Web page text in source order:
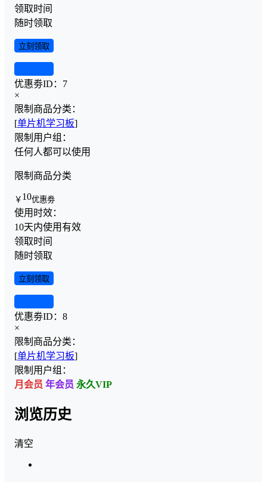
领取时间
随时领取
立刻领取
优惠劵ID： 7
×
限制商品分类：
[单片机学习板]
限制用户组：
任何人都可以使用
限制商品分类
￥ 10优惠劵
使用时效：
10天内使用有效
领取时间
随时领取
立刻领取
优惠劵ID： 8
×
限制商品分类：
[单片机学习板]
限制用户组：
月会员 年会员 永久VIP
浏览历史
清空